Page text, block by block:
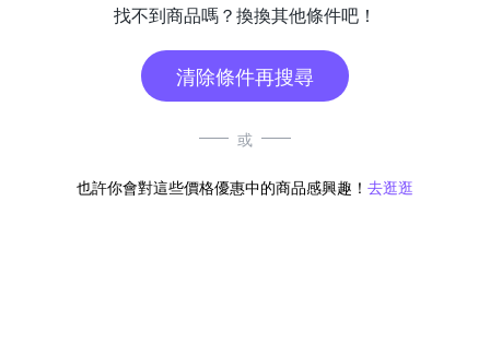
找不到商品嗎？換換其他條件吧！
清除條件再搜尋
或
也許你會對這些價格優惠中的商品感興趣！ 去逛逛